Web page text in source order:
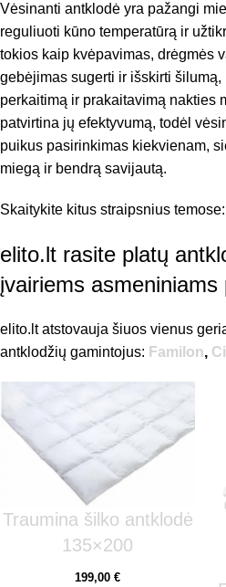
Vėsinanti antklodė yra pažangi
reguliuoti kūno temperatūrą ir
tokios kaip kvėpavimas, drėgmės
gebėjimas sugerti ir išskirti šilumą,
perkaitimą ir prakaitavimą nakties
patvirtina jų efektyvumą, todėl
puikus pasirinkimas kiekvienam,
miegą ir bendrą savijautą.
Skaitykite kitus straipsnius temose:
elito.lt rasite platų
įvairiems asmeniniams
elito.lt atstovauja šiuos vienus
antklodžių gamintojus: Familon,
Traumina šilko antklodė
135×200
199,00 €